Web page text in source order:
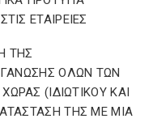
ΕΤΑΙΡΕΙΕΣ
ΤΗΣ
ΟΛΩΝ ΤΩΝ
(ΙΔΙΩΤΙΚΟΥ ΚΑΙ
ΤΗΣ ΜΕ ΜΙΑ